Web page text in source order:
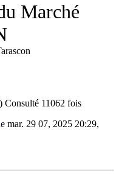
Marché
11062 fois
mar. 29 07, 2025 20:29,